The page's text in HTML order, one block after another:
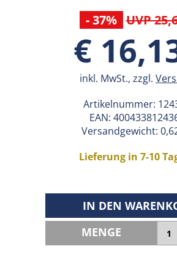
- 37% UVP
€
inkl. MwSt., zzgl.
Artikelnummer:
EAN:
Versandgewicht:
Lieferung in 7-10
IN DEN
MENGE